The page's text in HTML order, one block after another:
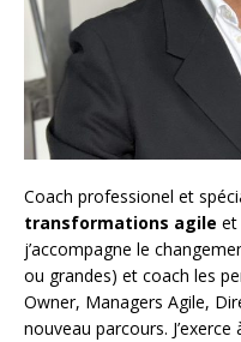
Coach professionel et
transformations agile et
j’accompagne le
ou grandes) et coach les
Owner, Managers Agile,
nouveau parcours.